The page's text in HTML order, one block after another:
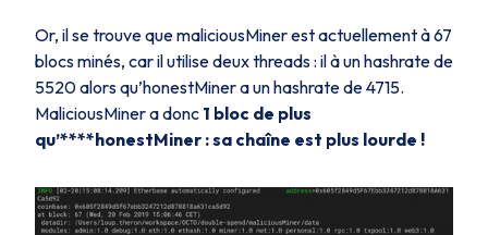
Or, il se trouve quemaliciousMinerest actuellement à 67
blocs minés, car il utilise deuxthreads : ilà unhashratede
5520 alors qu’honestMinera unhashrate de 4715.
MaliciousMinera donc 1 bloc de plus
qu’****honestMiner : sa chaîne est plus lourde !